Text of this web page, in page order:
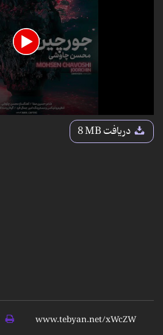
دریافت8 MB